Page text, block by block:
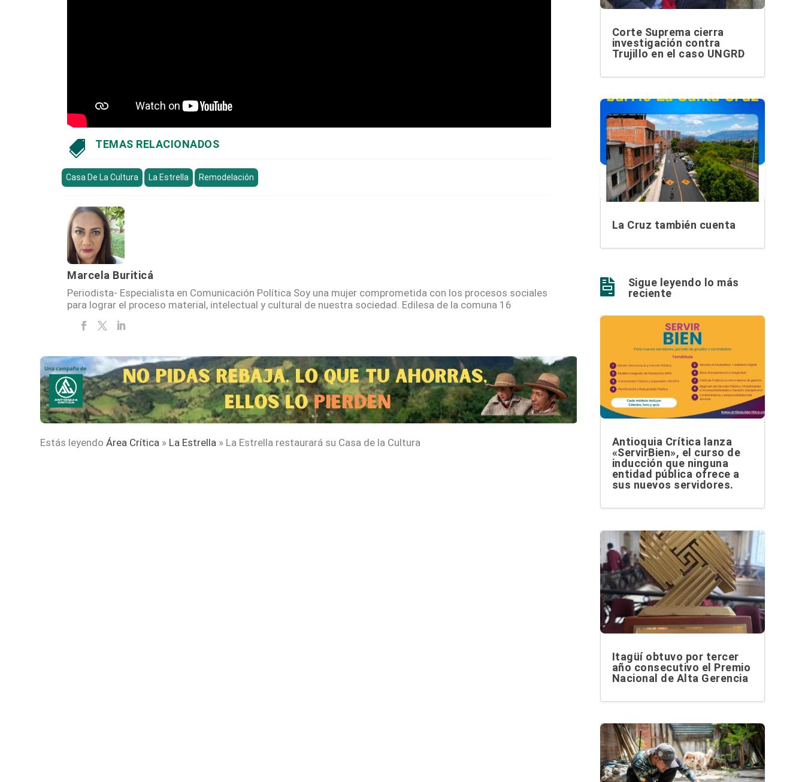
 TEMAS RELACIONADOS
Casa De La Cultura La Estrella Remodelación
Marcela Buriticá
Periodista- Especialista en Comunicación Política Soy una mujer comprometida con los procesos sociales
para lograr el proceso material, intelectual y cultural de nuestra sociedad. Edilesa de la comuna 16
Estás leyendo Área Crítica » La Estrella » La Estrella restaurará su Casa de la Cultura
Corte Suprema cierra
investigación contra
Trujillo en el caso UNGRD
La Cruz también cuenta

Sigue leyendo lo más
reciente
Antioquia Crítica lanza
«ServirBien», el curso de
inducción que ninguna
entidad pública ofrece a
sus nuevos servidores.
Itagüí obtuvo por tercer
año consecutivo el Premio
Nacional de Alta Gerencia